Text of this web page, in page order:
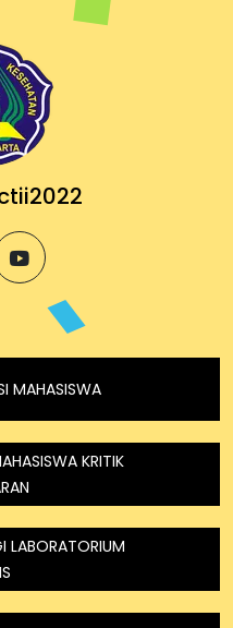
youtube
MAHASISWA
KRITIK
LABORATORIUM